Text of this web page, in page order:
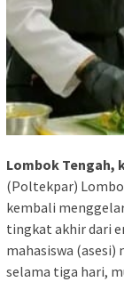
Lombok Tengah,
(Poltekpar)
kembali
tingkat akhir dari
mahasiswa
selama tiga hari,